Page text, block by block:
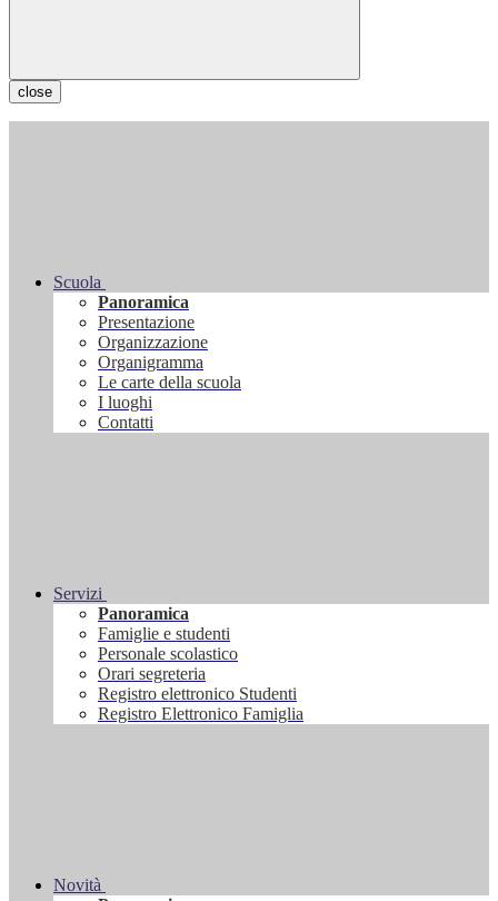
close
Scuola
Panoramica
Presentazione
Organizzazione
Organigramma
Le carte della scuola
I luoghi
Contatti
Servizi
Panoramica
Famiglie e studenti
Personale scolastico
Orari segreteria
Registro elettronico Studenti
Registro Elettronico Famiglia
Novità